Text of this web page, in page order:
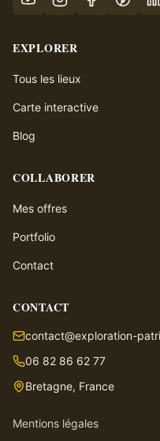
EXPLORER
Tous les lieux
Carte interactive
Blog
COLLABORER
Mes offres
Portfolio
Contact
CONTACT
contact@exploration-
06 82 86 62 77
Bretagne, France
Mentions légales